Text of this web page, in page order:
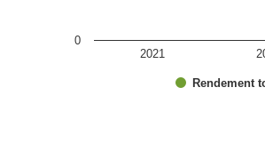
Rendement
2021
0